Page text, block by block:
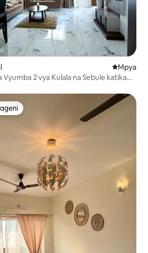
Eneo jipya
Mpya
Vyumba 2 vya Kulala na Sebule katika